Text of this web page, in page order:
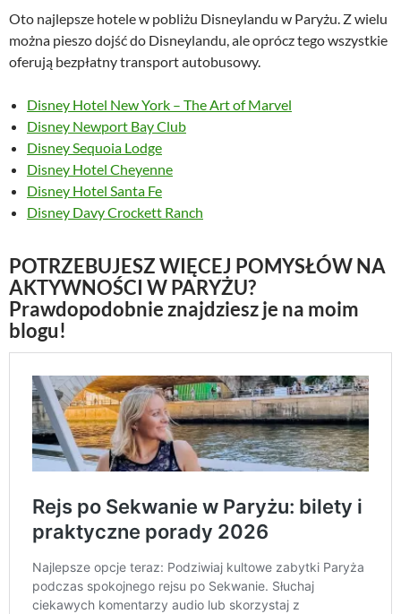
Oto najlepsze hotele w pobliżu Disneylandu w Paryżu. Z wielu
można pieszo dojść do Disneylandu, ale oprócz tego wszystkie
oferują bezpłatny transport autobusowy.
Disney Hotel New York – The Art of Marvel
Disney Newport Bay Club
Disney Sequoia Lodge
Disney Hotel Cheyenne
Disney Hotel Santa Fe
Disney Davy Crockett Ranch
POTRZEBUJESZ WIĘCEJ POMYSŁÓW NA
AKTYWNOŚCI W PARYŻU?
Prawdopodobnie znajdziesz je na moim
blogu!